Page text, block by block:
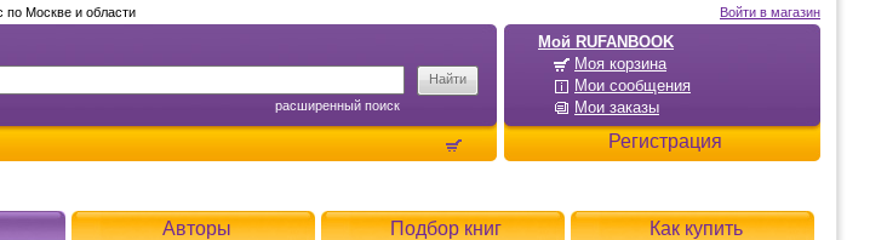
Мой RUFANBOOK
Моя корзина
Мои сообщения
Мои заказы
Регистрация
Войти в магазин
расширенный поиск
по Москве и области
Авторы Подбор книг
Как купить